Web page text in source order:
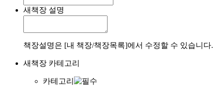
새책장 설명
책장설명은 [내 책장/책장목록]에서 수정할 수 있습니다.
새책장 카테고리
카테고리